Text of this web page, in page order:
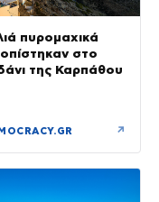
πυρομαχικά
στο
της Καρπάθου
↗